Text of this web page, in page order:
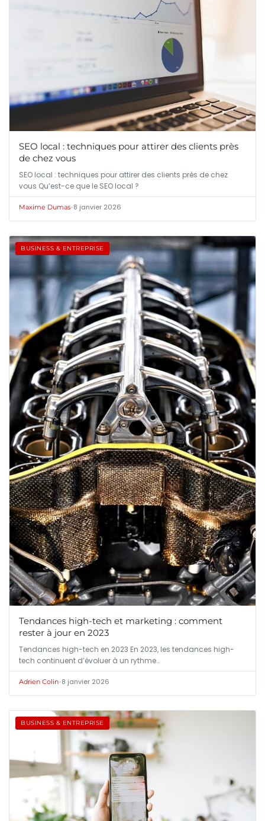
SEO local : techniques pour attirer des clients près
de chez vous
SEO local : techniques pour attirer des clients près de chez
vous Qu’est-ce que le SEO local ?
Maxime Dumas•8 janvier 2026
BUSINESS & ENTREPRISE
Tendances high-tech et marketing : comment
rester à jour en 2023
Tendances high-tech en 2023 En 2023, les tendances high-
tech continuent d’évoluer à un rythme…
Adrien Colin•8 janvier 2026
BUSINESS & ENTREPRISE